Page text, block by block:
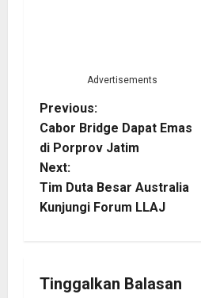
Advertisements
P
o
s
t
a
Previous:
Cabor Bridge Dapat Emas
di Porprov Jatim
Next:
Tim Duta Besar Australia
Kunjungi Forum LLAJ
Tinggalkan Balasan